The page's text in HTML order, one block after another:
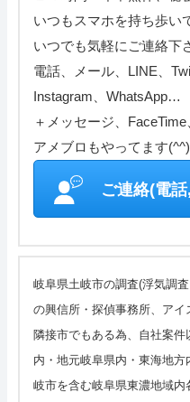
お問い合わせ・調査の流れ
管理人の部屋(Q&A ・SNS・
さいごに
特定商取引表記・プライバ
サイトマップ
いつもスマホを持ち歩い
いつでも気軽にご連絡下
電話、メール、LINE、
Instagram、WhatsApp…
＋メッセージ、
アメブロもやってます
ご連絡(電
岐阜県土岐市の調査(浮気調
の興信所・探偵事務所、アイ
隣接市でもある為、自社案
内・地元岐阜県内・東海地
岐市を含む岐阜県東濃地域内